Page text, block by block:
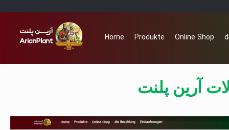
Home Produkte Online Shop
آرین پلنت